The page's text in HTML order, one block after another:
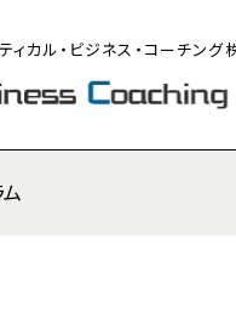
カル・ビジネス・コーチング